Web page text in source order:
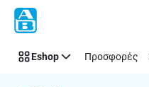
Παράλειψη
Eshop Προσφορές